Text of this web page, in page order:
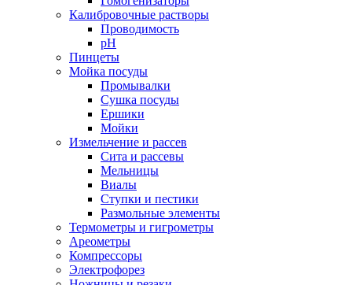
Калибровочные растворы
Проводимость
pH
Пинцеты
Мойка посуды
Промывалки
Сушка посуды
Ершики
Мойки
Измельчение и рассев
Сита и рассевы
Мельницы
Виалы
Ступки и пестики
Размольные элементы
Термометры и гигрометры
Ареометры
Компрессоры
Электрофорез